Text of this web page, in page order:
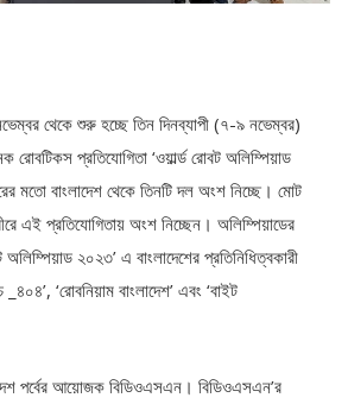
থেকে শুরু হচ্ছে তিন দিনব্যাপী (৭-৯ নভেম্বর)
রোবটিকস প্রতিযোগিতা ‘ওয়ার্ল্ড রোবট অলিম্পিয়াড
মতো বাংলাদেশ থেকে তিনটি দল অংশ নিচ্ছে। মোট
এই প্রতিযোগিতায় অংশ নিচ্ছেন। অলিম্পিয়াডের
২০২৩’ এ বাংলাদেশের প্রতিনিধিত্বকারী
‘রোবনিয়াম বাংলাদেশ’ এবং ‘বাইট